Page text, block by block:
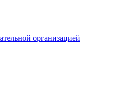
организацией